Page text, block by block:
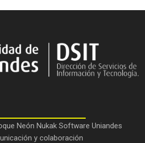
Neón Nukak Software Uniandes
y colaboración